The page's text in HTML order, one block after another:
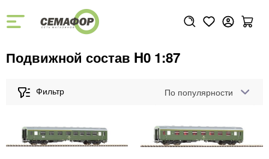
Подвижной состав H0 1:87
По популярности